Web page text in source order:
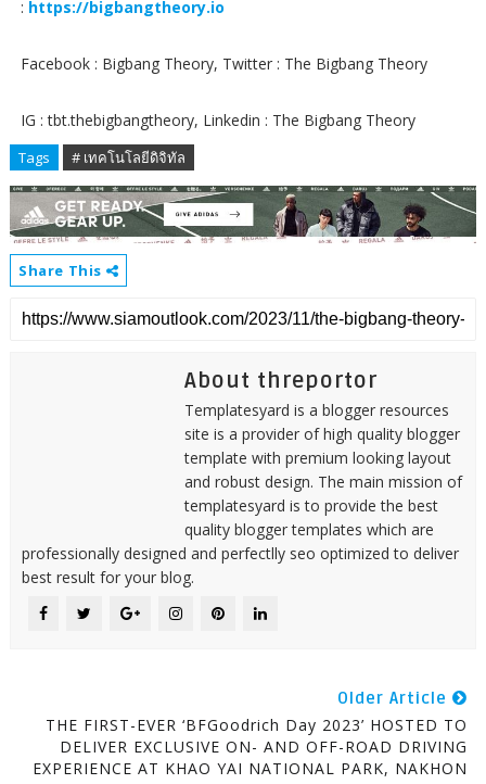
: https://bigbangtheory.io
Facebook : Bigbang Theory, Twitter : The Bigbang Theory
IG : tbt.thebigbangtheory, Linkedin : The Bigbang Theory
Tags # เทคโนโลยีดิจิทัล
Share This
About threportor
Templatesyard is a blogger resources
site is a provider of high quality blogger
template with premium looking layout
and robust design. The main mission of
templatesyard is to provide the best
quality blogger templates which are
professionally designed and perfectlly seo optimized to deliver
best result for your blog.
Older Article
THE FIRST-EVER ‘BFGoodrich Day 2023’ HOSTED TO
DELIVER EXCLUSIVE ON- AND OFF-ROAD DRIVING
EXPERIENCE AT KHAO YAI NATIONAL PARK, NAKHON